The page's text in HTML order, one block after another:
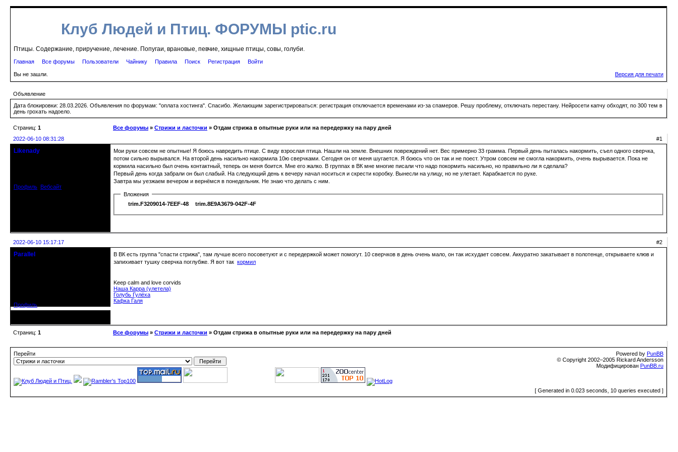
Клуб Людей и Птиц. ФОРУМЫ ptic.ru
Птицы. Содержание, приручение, лечение. Попугаи, врановые, певчие, хищные птицы, совы, голуби.
Главная Все форумы Пользователи Чайнику Правила Поиск Регистрация Войти
Вы не зашли. Версия для печати
Объявление
Дата блокировки: 28.03.2026. Объявления по форумам: "оплата хостинга". Спасибо. Желающим зарегистрироваться: регистрация отключается временами из-за спамеров. Решу проблему, отключать перестану. Нейросети капчу обходят, по 300 тем в
день грохать надоело.
Страниц: 1 Все форумы » Стрижи и ласточки » Отдам стрижа в опытные руки или на передержку на пару дней
#1
2022-06-10 08:31:28
Likenady
Профиль Вебсайт
Мои руки совсем не опытные! Я боюсь навредить птице. С виду взрослая птица. Нашли на земле. Внешних повреждений нет. Вес примерно 33 грамма. Первый день пыталась накормить, съел одного сверчка,
потом сильно вырывался. На второй день насильно накормила 10ю сверчками. Сегодня он от меня шугается. Я боюсь что он так и не поест. Утром совсем не смогла накормить, очень вырывается. Пока не
кормила насильно был очень контактный, теперь он меня боится. Мне его жалко. В группах в ВК мне многие писали что надо покормить насильно, но правильно ли я сделала?
Первый день когда забрали он был слабый. На следующий день к вечеру начал носиться и скрести коробку. Вынесли на улицу, но не улетает. Карабкается по руке.
Завтра мы уезжаем вечером и вернёмся в понедельник. Не знаю что делать с ним.
Вложения
trim.F3209014-7EEF-4816-816C-0BB4A2ABAF20.MOV
trim.8E9A3679-042F-4F2F-A934-2E926F95B3FF.MOV
#2
2022-06-10 15:17:17
Parallel
Профиль
В ВК есть группа "спасти стрижа", там лучше всего посоветуют и с передержкой может помогут. 10 сверчков в день очень мало, он так исхудает совсем. Аккуратно закатывает в полотенце, открываете клюв и
запихивает тушку сверчка поглубже. Я вот так кормил
Keep calm and love corvids
Наша Карра (улетела)
Голубь Гулёха
Кафка Галя
Страниц: 1 Все форумы » Стрижи и ласточки » Отдам стрижа в опытные руки или на передержку на пару дней
Перейти Powered by PunBB
© Copyright 2002–2005 Rickard Andersson
Модифицирован PunBB.ru
[ Generated in 0.023 seconds, 10 queries executed ]